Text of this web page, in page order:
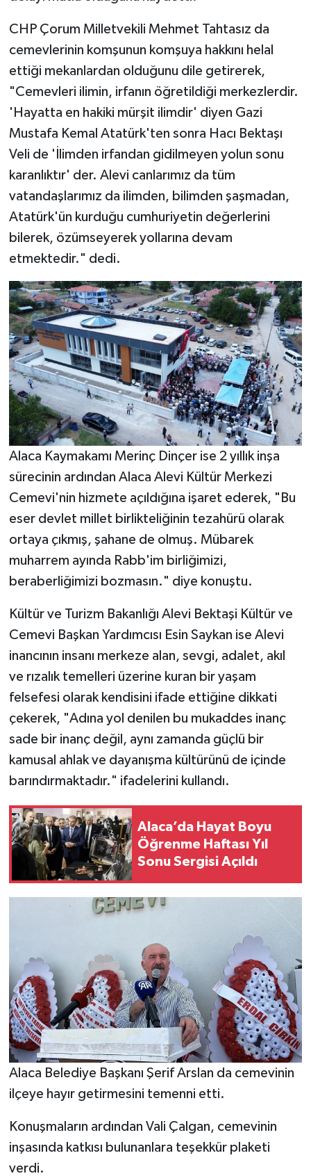
CHP Çorum Milletvekili Mehmet Tahtasız da
cemevlerinin komşunun komşuya hakkını helal
ettiği mekanlardan olduğunu dile getirerek,
"Cemevleri ilimin, irfanın öğretildiği merkezlerdir.
'Hayatta en hakiki mürşit ilimdir' diyen Gazi
Mustafa Kemal Atatürk'ten sonra Hacı Bektaşı
Veli de 'İlimden irfandan gidilmeyen yolun sonu
karanlıktır' der. Alevi canlarımız da tüm
vatandaşlarımız da ilimden, bilimden şaşmadan,
Atatürk'ün kurduğu cumhuriyetin değerlerini
bilerek, özümseyerek yollarına devam
etmektedir." dedi.
Alaca Kaymakamı Merinç Dinçer ise 2 yıllık inşa
sürecinin ardından Alaca Alevi Kültür Merkezi
Cemevi'nin hizmete açıldığına işaret ederek, "Bu
eser devlet millet birlikteliğinin tezahürü olarak
ortaya çıkmış, şahane de olmuş. Mübarek
muharrem ayında Rabb'im birliğimizi,
beraberliğimizi bozmasın." diye konuştu.
Kültür ve Turizm Bakanlığı Alevi Bektaşi Kültür ve
Cemevi Başkan Yardımcısı Esin Saykan ise Alevi
inancının insanı merkeze alan, sevgi, adalet, akıl
ve rızalık temelleri üzerine kuran bir yaşam
felsefesi olarak kendisini ifade ettiğine dikkati
çekerek, "Adına yol denilen bu mukaddes inanç
sade bir inanç değil, aynı zamanda güçlü bir
kamusal ahlak ve dayanışma kültürünü de içinde
barındırmaktadır." ifadelerini kullandı.
Alaca’da Hayat Boyu
Öğrenme Haftası Yıl
Sonu Sergisi Açıldı
Alaca Belediye Başkanı Şerif Arslan da cemevinin
ilçeye hayır getirmesini temenni etti.
Konuşmaların ardından Vali Çalgan, cemevinin
inşasında katkısı bulunanlara teşekkür plaketi
verdi.